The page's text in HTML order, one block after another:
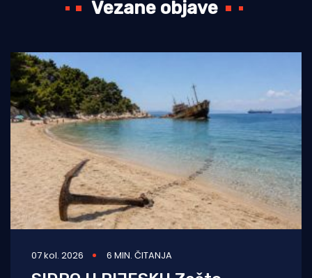
Vezane objave
07 kol. 2026 6 MIN. ČITANJA